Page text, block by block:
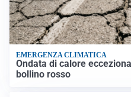
EMERGENZA CLIMATICA
Ondata di calore
bollino rosso